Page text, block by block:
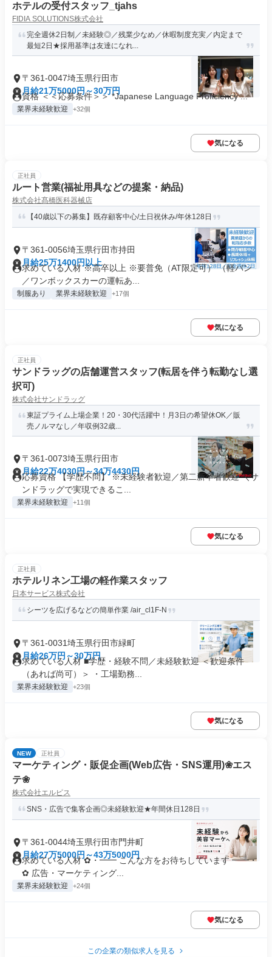
ホテルの受付スタッフ_tjahs
FIDIA SOLUTIONS株式会社
完全週休2日制／未経験◎／残業少なめ／休暇制度充実／内定まで
最短2日★採用基準は友達になれ...
〒361-0047埼玉県行田市
月給21万5000円～30万円
資格 ＜＜応募条件＞＞ *Japanese Language Proficiency ...
業界未経験歓迎 +32個
気になる
正社員
ルート営業(福祉用具などの提案・納品)
株式会社髙橋医科器械店
【40歳以下の募集】既存顧客中心/土日祝休み/年休128日
〒361-0056埼玉県行田市持田
月給25万1400円以上
求めている人材 ※高卒以上 ※要普免（AT限定可） （軽バン
／ワンボックスカーの運転あ...
制服あり 業界未経験歓迎 +17個
気になる
正社員
サンドラッグの店舗運営スタッフ(転居を伴う転勤なし選
択可)
株式会社サンドラッグ
東証プライム上場企業！20・30代活躍中！月3日の希望休OK／販
売ノルマなし／年収例32歳...
〒361-0073埼玉県行田市
月給22万4030円～34万4430円
応募資格 【学歴不問】 ※未経験者歓迎／第二新卒者歓迎 ＼サ
ンドラッグで実現できるこ...
業界未経験歓迎 +11個
気になる
正社員
ホテルリネン工場の軽作業スタッフ
日本サービス株式会社
シーツを広げるなどの簡単作業 /air_cl1F-N
〒361-0031埼玉県行田市緑町
月給26万円～30万円
求めている人材 ■学歴・経験不問／未経験歓迎 ＜歓迎条件
（あれば尚可）＞ ・工場勤務...
業界未経験歓迎 +23個
気になる
NEW 正社員
マーケティング・販促企画(Web広告・SNS運用)❀エス
テ❀
株式会社エルピス
SNS・広告で集客企画◎未経験歓迎★年間休日128日
〒361-0044埼玉県行田市門井町
月給27万5000円～43万5000円
求めている人材 ✿・━━ こんな方をお待ちしています ━━・
✿ 広告・マーケティング...
業界未経験歓迎 +24個
気になる
この企業の類似求人を見る